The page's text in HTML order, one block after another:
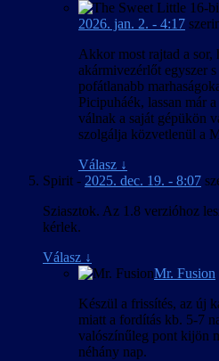
2026. jan. 2. - 4:17
Akkor most rajtad a sor,
akármivezérlőt egyszer
pofátlanabb
Picipuháék, lassan már
válnak a saját gépükön
szolgálja közvetlenül a
Válasz ↓
Spirit - 2025. dec. 19. - 8:07
Sziasztok. Az 1.8 verzióhoz
kérlek.
Válasz ↓
Mr. Fusion
Készül a frissítés, az új
miatt a fordítás kb. 5-7
valószínűleg pont kijön
néhány nap.